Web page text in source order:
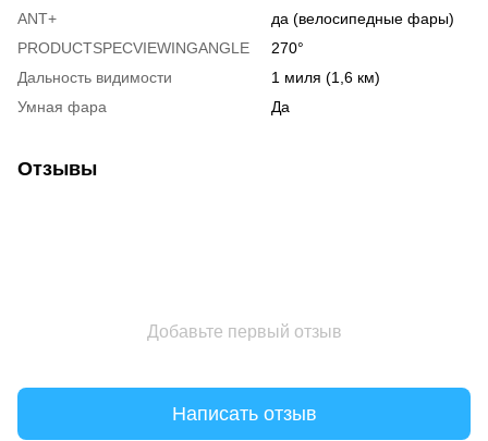
ANT+
да (велосипедные фары)
PRODUCTSPECVIEWINGANGLE
270°
Дальность видимости
1 миля (1,6 км)
Умная фара
Да
Отзывы
Добавьте первый отзыв
Написать отзыв